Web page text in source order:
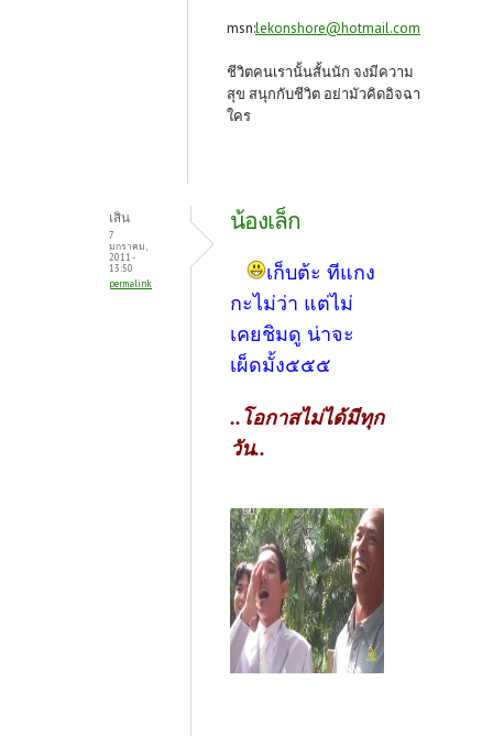
msn:lekonshore@hotmail.com
ชีวิตคนเรานั้นสั้นนัก จงมีความ
สุข สนุกกับชีวิต อย่ามัวคิดอิจฉา
ใคร
เสิน
7
มกราคม,
2011 -
13:50
permalink
น้องเล็ก
เก็บต้ะ ทีแกง
กะไม่ว่า แต่ไม่
เคยชิมดู น่าจะ
เผ็ดมั้ง๕๕๕
..โอกาสไม่ได้มีทุก
วัน..